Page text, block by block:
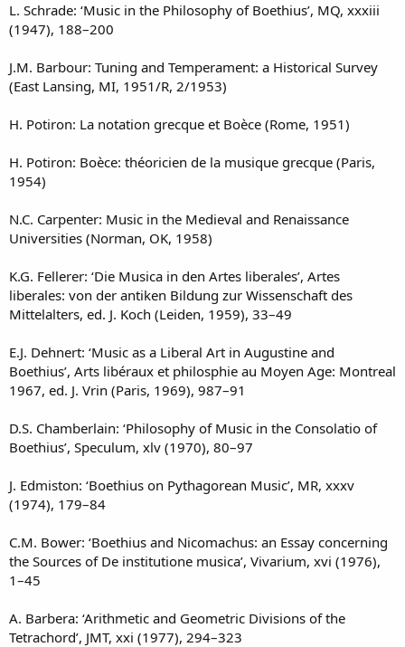
L. Schrade: ‘Music in the Philosophy of Boethius’, MQ, xxxiii
(1947), 188–200
J.M. Barbour: Tuning and Temperament: a Historical Survey
(East Lansing, MI, 1951/R, 2/1953)
H. Potiron: La notation grecque et Boèce (Rome, 1951)
H. Potiron: Boèce: théoricien de la musique grecque (Paris,
1954)
N.C. Carpenter: Music in the Medieval and Renaissance
Universities (Norman, OK, 1958)
K.G. Fellerer: ‘Die Musica in den Artes liberales’, Artes
liberales: von der antiken Bildung zur Wissenschaft des
Mittelalters, ed. J. Koch (Leiden, 1959), 33–49
E.J. Dehnert: ‘Music as a Liberal Art in Augustine and
Boethius’, Arts libéraux et philosphie au Moyen Age: Montreal
1967, ed. J. Vrin (Paris, 1969), 987–91
D.S. Chamberlain: ‘Philosophy of Music in the Consolatio of
Boethius’, Speculum, xlv (1970), 80–97
J. Edmiston: ‘Boethius on Pythagorean Music’, MR, xxxv
(1974), 179–84
C.M. Bower: ‘Boethius and Nicomachus: an Essay concerning
the Sources of De institutione musica’, Vivarium, xvi (1976),
1–45
A. Barbera: ‘Arithmetic and Geometric Divisions of the
Tetrachord’, JMT, xxi (1977), 294–323